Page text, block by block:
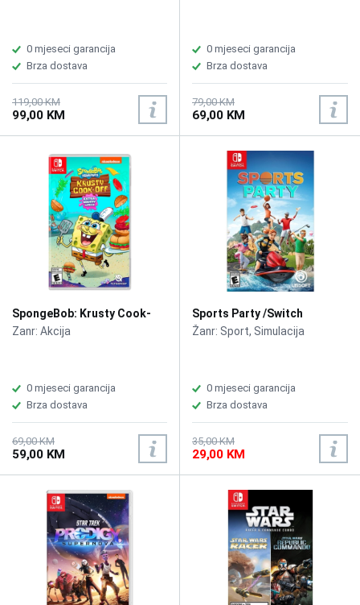
0 mjeseci garancija
Brza dostava
119,00 KM
99,00 KM
0 mjeseci garancija
Brza dostava
79,00 KM
69,00 KM
SpongeBob: Krusty Cook-
Off - Extra Krusty Edition
Zanr: Akcija
0 mjeseci garancija
Brza dostava
69,00 KM
59,00 KM
Sports Party /Switch
Žanr: Sport, Simulacija
0 mjeseci garancija
Brza dostava
35,00 KM
29,00 KM